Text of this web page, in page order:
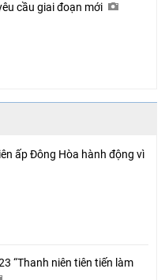
cầu giai đoạn mới
ấp Đông Hòa hành động vì
“Thanh niên tiên tiến làm